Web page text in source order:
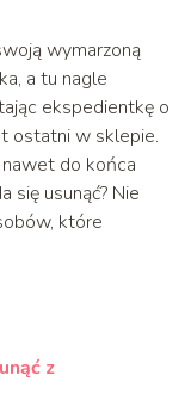
wymarzoną
a tu nagle
ekspedientkę o
ostatni w sklepie.
do końca
się usunąć? Nie
które
z